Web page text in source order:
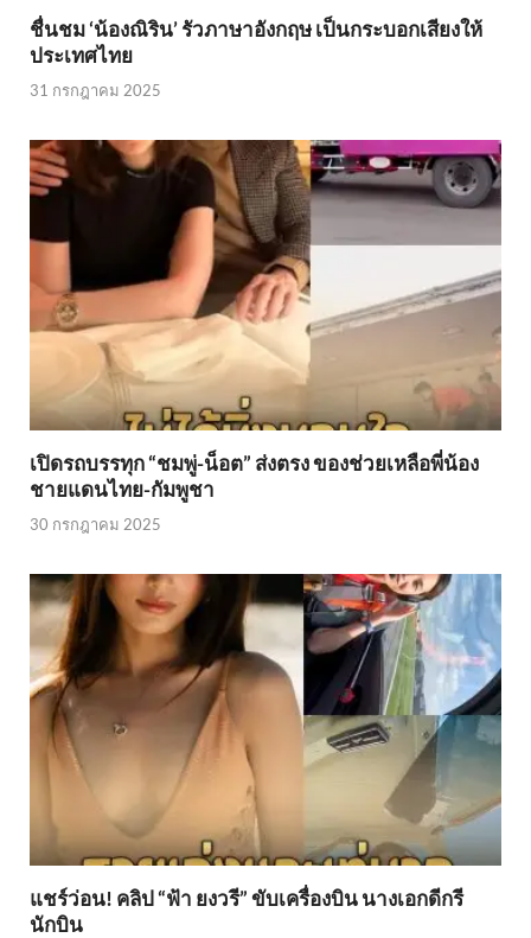
ชื่นชม ‘น้องณิริน’ รัวภาษาอังกฤษ เป็นกระบอกเสียงให้
ประเทศไทย
31 กรกฎาคม 2025
เปิดรถบรรทุก “ชมพู่-น็อต” ส่งตรง ของช่วยเหลือพี่น้อง
ชายแดนไทย-กัมพูชา
30 กรกฎาคม 2025
แชร์ว่อน! คลิป “ฟ้า ยงวรี” ขับเครื่องบิน นางเอกดีกรี
นักบิน